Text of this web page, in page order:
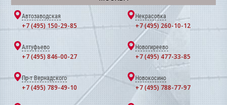
Автозаводская
+7 (495) 150-29-85
Некрасовка
+7 (495) 260-10-12
Алтуфьево
+7 (495) 846-00-27
Новогиреево
+7 (495) 477-33-85
Пр-т Вернадского
+7 (495) 789-49-10
Новокосино
+7 (495) 788-77-97